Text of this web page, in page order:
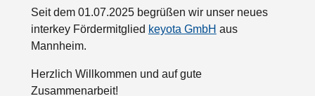
Seit dem 01.07.2025 begrüßen wir unser neues
interkey Fördermitglied keyota GmbH aus
Mannheim.
Herzlich Willkommen und auf gute
Zusammenarbeit!